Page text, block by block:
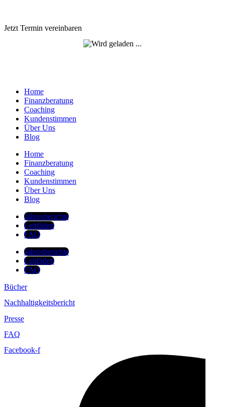
Jetzt Termin vereinbaren
Home
Finanzberatung
Coaching
Kundenstimmen
Über Uns
Blog
Home
Finanzberatung
Coaching
Kundenstimmen
Über Uns
Blog
Jahresberichte
Leitfäden
FAQ
Jahresberichte
Leitfäden
FAQ
Bücher
Nachhaltigkeitsbericht
Presse
FAQ
Facebook-f